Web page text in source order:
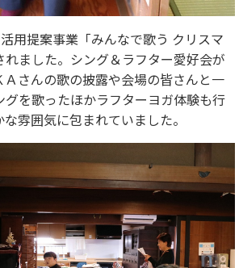
用提案事業「みんなで歌う クリスマ
ました。シング＆ラフター愛好会が
さんの歌の披露や会場の皆さんと一
を歌ったほかラフターヨガ体験も行
雰囲気に包まれていました。